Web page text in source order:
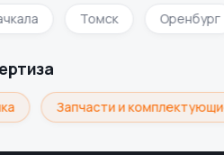
Томск Оренбург
Запчасти и комплектующие